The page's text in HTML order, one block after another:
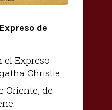
de
el Expreso
Christie
Oriente, de